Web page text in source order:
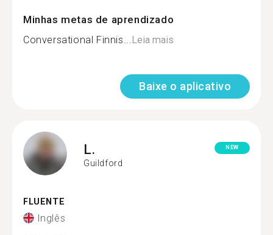
Minhas metas de aprendizado
Conversational Finnis...Leia mais
Baixe o aplicativo
L.
Guildford
NEW
FLUENTE
Inglês